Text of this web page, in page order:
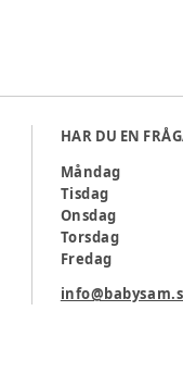
HAR DU EN
Måndag
Tisdag
Onsdag
Torsdag
Fredag